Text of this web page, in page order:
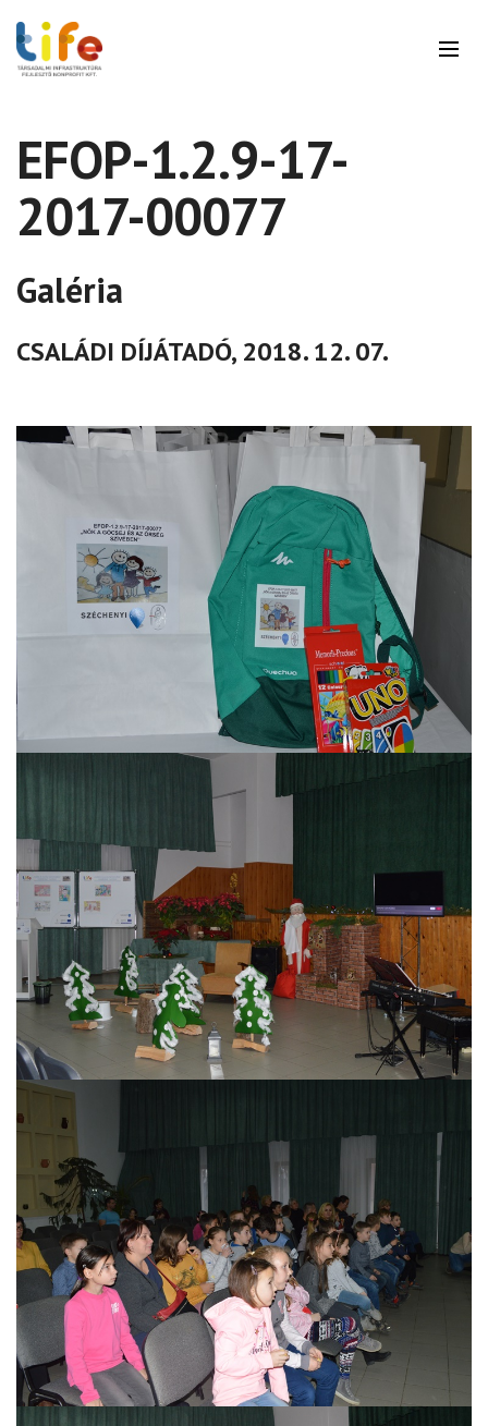
EFOP-1.2.9-17-
2017-00077
Galéria
CSALÁDI DÍJÁTADÓ, 2018. 12. 07.